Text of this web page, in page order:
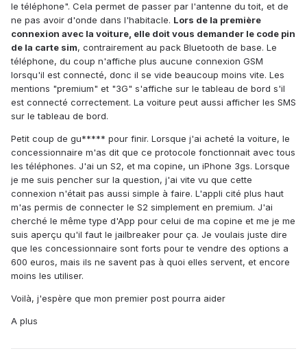
le téléphone". Cela permet de passer par l'antenne du toit, et de
ne pas avoir d'onde dans l'habitacle. Lors de la première
connexion avec la voiture, elle doit vous demander le code pin
de la carte sim, contrairement au pack Bluetooth de base. Le
téléphone, du coup n'affiche plus aucune connexion GSM
lorsqu'il est connecté, donc il se vide beaucoup moins vite. Les
mentions "premium" et "3G" s'affiche sur le tableau de bord s'il
est connecté correctement. La voiture peut aussi afficher les SMS
sur le tableau de bord.
Petit coup de gu***** pour finir. Lorsque j'ai acheté la voiture, le
concessionnaire m'as dit que ce protocole fonctionnait avec tous
les téléphones. J'ai un S2, et ma copine, un iPhone 3gs. Lorsque
je me suis pencher sur la question, j'ai vite vu que cette
connexion n'était pas aussi simple à faire. L'appli cité plus haut
m'as permis de connecter le S2 simplement en premium. J'ai
cherché le même type d'App pour celui de ma copine et me je me
suis aperçu qu'il faut le jailbreaker pour ça. Je voulais juste dire
que les concessionnaire sont forts pour te vendre des options a
600 euros, mais ils ne savent pas à quoi elles servent, et encore
moins les utiliser.
Voilà, j'espère que mon premier post pourra aider
A plus